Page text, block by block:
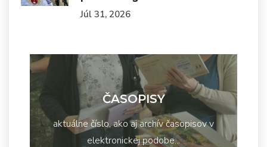
Júl 31, 2026
ČASOPISY
aktuálne číslo, ako aj archív časopisov v
elektronickej podobe...